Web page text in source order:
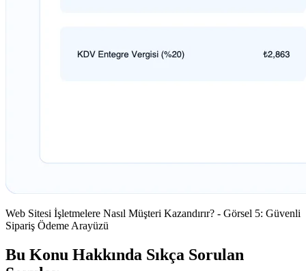
Web Sitesi İşletmelere Nasıl Müşteri Kazandırır? - Görsel 5: Güvenli
Sipariş Ödeme Arayüzü
Bu Konu Hakkında Sıkça Sorulan